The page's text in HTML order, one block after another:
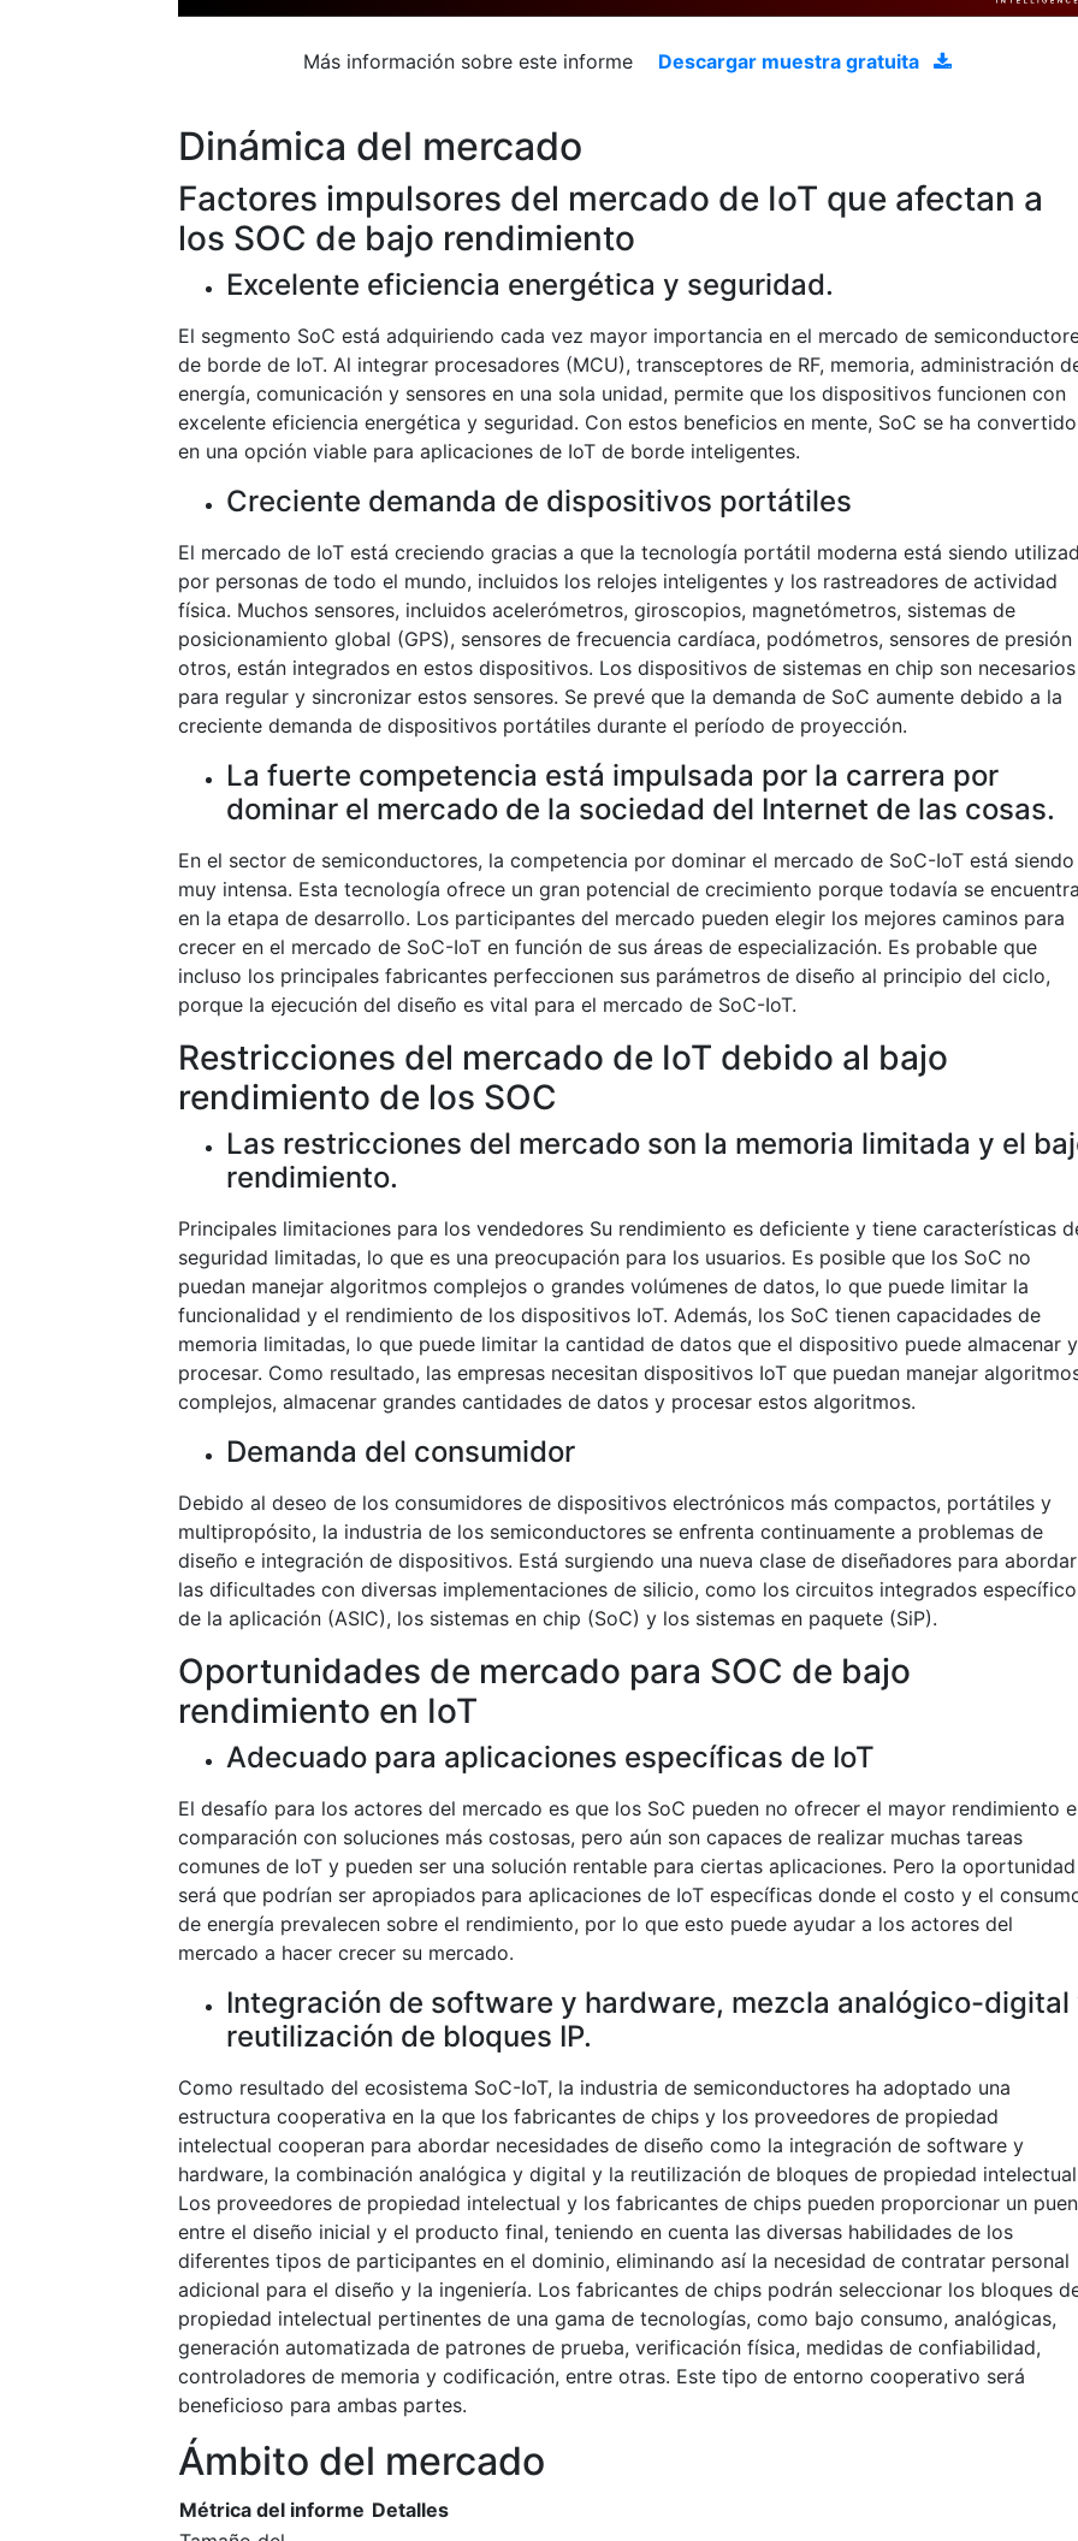
Más información sobre este informe Descargar muestra gratuita
Dinámica del mercado
Factores impulsores del mercado de IoT que afectan a
los SOC de bajo rendimiento
Excelente eficiencia energética y seguridad.
El segmento SoC está adquiriendo cada vez mayor importancia en el mercado de
de borde de IoT. Al integrar procesadores (MCU), transceptores de RF, memoria, administración
energía, comunicación y sensores en una sola unidad, permite que los dispositivos funcionen con
excelente eficiencia energética y seguridad. Con estos beneficios en mente, SoC se ha convertido
en una opción viable para aplicaciones de IoT de borde inteligentes.
Creciente demanda de dispositivos portátiles
El mercado de IoT está creciendo gracias a que la tecnología portátil moderna está siendo
por personas de todo el mundo, incluidos los relojes inteligentes y los rastreadores de actividad
física. Muchos sensores, incluidos acelerómetros, giroscopios, magnetómetros, sistemas de
posicionamiento global (GPS), sensores de frecuencia cardíaca, podómetros, sensores de presión
otros, están integrados en estos dispositivos. Los dispositivos de sistemas en chip son necesarios
para regular y sincronizar estos sensores. Se prevé que la demanda de SoC aumente debido a la
creciente demanda de dispositivos portátiles durante el período de proyección.
La fuerte competencia está impulsada por la carrera por
dominar el mercado de la sociedad del Internet de las cosas.
En el sector de semiconductores, la competencia por dominar el mercado de SoC-IoT está siendo
muy intensa. Esta tecnología ofrece un gran potencial de crecimiento porque todavía se encuentra
en la etapa de desarrollo. Los participantes del mercado pueden elegir los mejores caminos para
crecer en el mercado de SoC-IoT en función de sus áreas de especialización. Es probable que
incluso los principales fabricantes perfeccionen sus parámetros de diseño al principio del ciclo,
porque la ejecución del diseño es vital para el mercado de SoC-IoT.
Restricciones del mercado de IoT debido al bajo
rendimiento de los SOC
Las restricciones del mercado son la memoria limitada y el
rendimiento.
Principales limitaciones para los vendedores Su rendimiento es deficiente y tiene características
seguridad limitadas, lo que es una preocupación para los usuarios. Es posible que los SoC no
puedan manejar algoritmos complejos o grandes volúmenes de datos, lo que puede limitar la
funcionalidad y el rendimiento de los dispositivos IoT. Además, los SoC tienen capacidades de
memoria limitadas, lo que puede limitar la cantidad de datos que el dispositivo puede almacenar y
procesar. Como resultado, las empresas necesitan dispositivos IoT que puedan manejar
complejos, almacenar grandes cantidades de datos y procesar estos algoritmos.
Demanda del consumidor
Debido al deseo de los consumidores de dispositivos electrónicos más compactos, portátiles y
multipropósito, la industria de los semiconductores se enfrenta continuamente a problemas de
diseño e integración de dispositivos. Está surgiendo una nueva clase de diseñadores para abordar
las dificultades con diversas implementaciones de silicio, como los circuitos integrados
de la aplicación (ASIC), los sistemas en chip (SoC) y los sistemas en paquete (SiP).
Oportunidades de mercado para SOC de bajo
rendimiento en IoT
Adecuado para aplicaciones específicas de IoT
El desafío para los actores del mercado es que los SoC pueden no ofrecer el mayor rendimiento
comparación con soluciones más costosas, pero aún son capaces de realizar muchas tareas
comunes de IoT y pueden ser una solución rentable para ciertas aplicaciones. Pero la oportunidad
será que podrían ser apropiados para aplicaciones de IoT específicas donde el costo y el
de energía prevalecen sobre el rendimiento, por lo que esto puede ayudar a los actores del
mercado a hacer crecer su mercado.
Integración de software y hardware, mezcla analógico-digital
reutilización de bloques IP.
Como resultado del ecosistema SoC-IoT, la industria de semiconductores ha adoptado una
estructura cooperativa en la que los fabricantes de chips y los proveedores de propiedad
intelectual cooperan para abordar necesidades de diseño como la integración de software y
hardware, la combinación analógica y digital y la reutilización de bloques de propiedad
Los proveedores de propiedad intelectual y los fabricantes de chips pueden proporcionar un
entre el diseño inicial y el producto final, teniendo en cuenta las diversas habilidades de los
diferentes tipos de participantes en el dominio, eliminando así la necesidad de contratar personal
adicional para el diseño y la ingeniería. Los fabricantes de chips podrán seleccionar los bloques
propiedad intelectual pertinentes de una gama de tecnologías, como bajo consumo, analógicas,
generación automatizada de patrones de prueba, verificación física, medidas de confiabilidad,
controladores de memoria y codificación, entre otras. Este tipo de entorno cooperativo será
beneficioso para ambas partes.
Ámbito del mercado
Métrica del informe Detalles